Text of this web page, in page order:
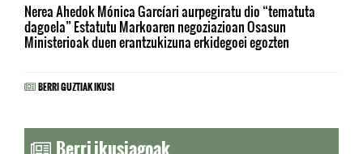
Nerea Ahedok Mónica Garcíari aurpegiratu dio “tematuta
dagoela” Estatutu Markoaren negoziazioan Osasun
Ministerioak duen erantzukizuna erkidegoei egozten
BERRI GUZTIAK IKUSI
Berri ikusiagoak...